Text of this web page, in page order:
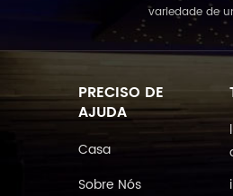
variedade de
PRECISO DE
AJUDA
Casa
Sobre Nós